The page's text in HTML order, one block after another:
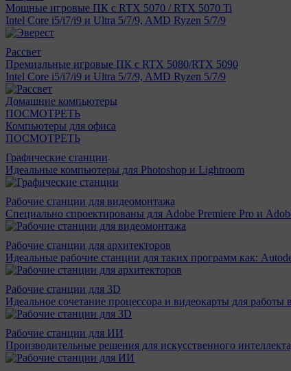
Мощные игровые ПК с RTX 5070 / RTX 5070 Ti
Intel Core i5/i7/i9 и Ultra 5/7/9, AMD Ryzen 5/7/9
Рассвет
Премиальные игровые ПК с RTX 5080/RTX 5090
Intel Core i5/i7/i9 и Ultra 5/7/9, AMD Ryzen 5/7/9
Домашние компьютеры
ПОСМОТРЕТЬ
Компьютеры для офиса
ПОСМОТРЕТЬ
Графические станции
Идеальные компьютеры для Photoshop и Lightroom
Рабочие станции для видеомонтажа
Специально спроектированы для Adobe Premiere Pro и
Рабочие станции для архитекторов
Идеальные рабочие станции для таких программ как:
Рабочие станции для 3D
Идеальное сочетание процессора и видеокарты для
Рабочие станции для ИИ
Производительные решения для искусственного